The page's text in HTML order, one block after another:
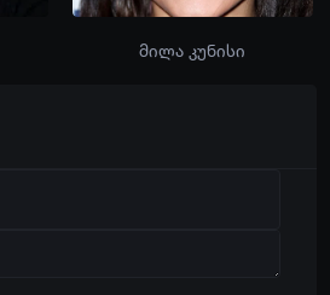
მილა კუნისი